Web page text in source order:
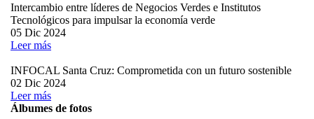
Intercambio entre líderes de Negocios Verdes e Institutos
Tecnológicos para impulsar la economía verde
05 Dic 2024
Leer más
INFOCAL Santa Cruz: Comprometida con un futuro sostenible
02 Dic 2024
Leer más
Álbumes de fotos